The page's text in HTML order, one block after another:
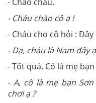
- Cháu chào cô ạ !
- Cháu cho cô hỏi :
-Dạ, cháu là Nam đây
- Tốt quá. Cô là mẹ
- A, cô là mẹ bạn
chơi ạ ?